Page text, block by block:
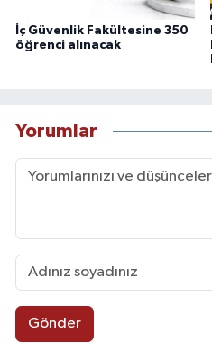
İç Güvenlik Fakültesine 350
öğrenci alınacak
Yorumlar
Gönder